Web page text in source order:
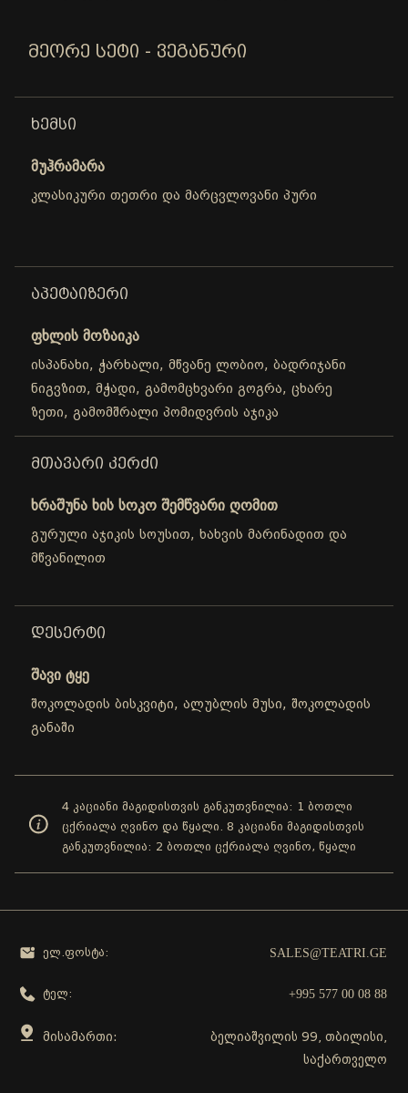
ᲛᲔᲝᲠᲔ ᲡᲔᲢᲘ - ᲕᲔᲒᲐᲜᲣᲠᲘ
ᲮᲔᲛᲡᲘ
მუჰრამარა
კლასიკური თეთრი და მარცვლოვანი პური
ᲐᲞᲔᲢᲐᲘᲖᲔᲠᲘ
ფხლის მოზაიკა
ისპანახი, ჭარხალი, მწვანე ლობიო, ბადრიჯანი
ნიგვზით, მჭადი, გამომცხვარი გოგრა, ცხარე
ზეთი, გამომშრალი პომიდვრის აჯიკა
ᲛᲗᲐᲕᲐᲠᲘ ᲙᲔᲠᲫᲘ
ხრაშუნა ხის სოკო შემწვარი ღომით
გურული აჯიკის სოუსით, ხახვის მარინადით და
მწვანილით
ᲓᲔᲡᲔᲠᲢᲘ
შავი ტყე
შოკოლადის ბისკვიტი, ალუბლის მუსი, შოკოლადის
განაში
4 კაციანი მაგიდისთვის განკუთვნილია: 1 ბოთლი
ცქრიალა ღვინო და წყალი. 8 კაციანი მაგიდისთვის
განკუთვნილია: 2 ბოთლი ცქრიალა ღვინო, წყალი
ელ.ფოსტა: SALES@TEATRI.GE
ტელ: +995 577 00 08 88
მისამართი:
ბელიაშვილის 99, თბილისი,
საქართველო